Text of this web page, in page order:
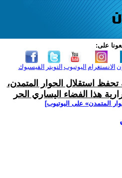
على:
الفيسبوك التويتر اليوتيوب الانستغرام
تحفظ استقلال الحوار المتمدن،
هذا الفضاء اليساري الحر
المتمدن» على اليوتيوب]